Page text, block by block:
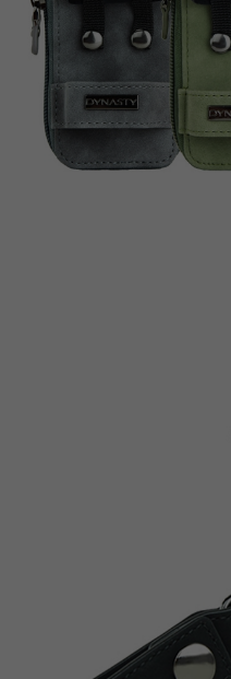
이코 라이프 하